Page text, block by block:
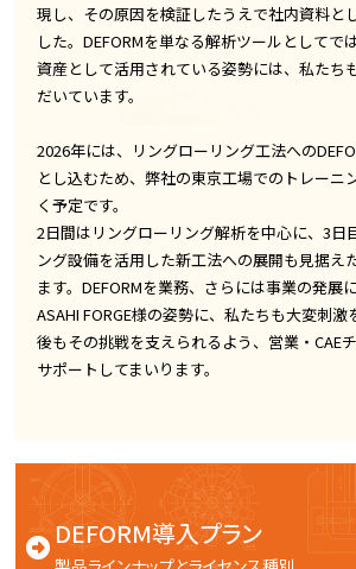
現し、その原因を検証したうえで社内資料と
した。DEFORMを単なる解析ツールとしてで
資産として活用されている姿勢には、私たち
だいています。
2026年には、リングローリング工法への
とし込むため、弊社の東京工場でのトレーニ
く予定です。
2日間はリングローリング解析を中心に、3日
ング設備を活用した新工法への展開も見据え
ます。DEFORMを業務、さらには事業の発展
ASAHI FORGE様の姿勢に、私たちも大変刺
後もその挑戦を支えられるよう、営業・CAE
サポートしてまいります。
DEFORM導入プラン